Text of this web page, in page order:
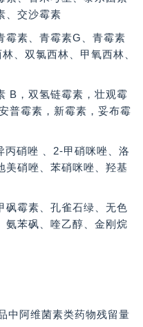
、交沙霉素
霉素、青霉素G、青霉素
、双氯西林、甲氧西林、
B，双氢链霉素，壮观霉
普霉素，新霉素，妥布霉
丙硝唑 、2-甲硝咪唑、洛
美硝唑、苯硝咪唑、羟基
砜霉素、孔雀石绿、无色
氨苯砜、喹乙醇、金刚烷
阿维菌素类药物残留量